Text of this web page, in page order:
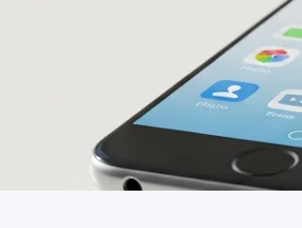
📱 Réparation téléphone par marque
📍 LOCALITÉS DESSERVIES